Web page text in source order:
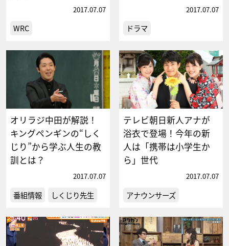
2017.07.07
WRC
2017.07.07
ドラマ
オリラジ中田が解説！
キングペンギンの“しく
じり”から学ぶ人生の教
訓とは？
2017.07.07
番組情報 しくじり先生
テレビ朝日新人アナが
浴衣で登場！今年の新
人は「携帯は小学生か
ら」世代
2017.07.07
アナウンサーズ